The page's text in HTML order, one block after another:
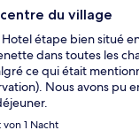
du village
Hotel étape bien situé
dans toutes les
ce qui était
Nous avons pu
1 Nacht